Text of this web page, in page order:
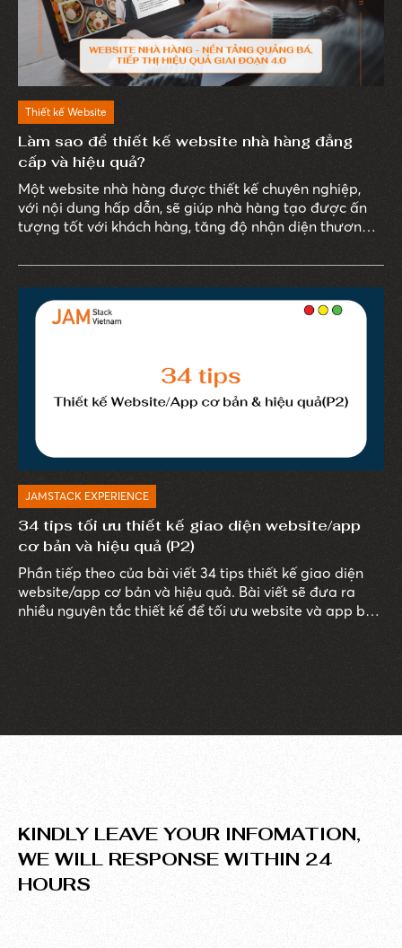
Thiết kế Website
Làm sao để thiết kế website nhà hàng đẳng
cấp và hiệu quả?
Một website nhà hàng được thiết kế chuyên nghiệp,
với nội dung hấp dẫn, sẽ giúp nhà hàng tạo được ấn
tượng tốt với khách hàng, tăng độ nhận diện thương
viết sau đây JAMstack Vietnam sẽ cùng bạn tìm hiểu
về dịch vụ thiết kế website nhà hàng và những lợi ích
mà website mang lại. Cùng tìm hiểu ngay sau đây.
JAMSTACK EXPERIENCE
34 tips tối ưu thiết kế giao diện website/app
cơ bản và hiệu quả (P2)
Phần tiếp theo của bài viết 34 tips thiết kế giao diện
website/app cơ bản và hiệu quả. Bài viết sẽ đưa ra
nhiều nguyên tắc thiết kế để tối ưu website và app bạn
KINDLY LEAVE YOUR INFOMATION,
WE WILL RESPONSE WITHIN 24
HOURS